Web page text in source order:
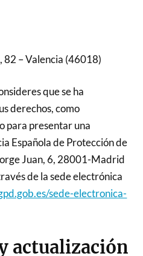
82 – Valencia (46018)
que se ha
derechos, como
para presentar una
Española de Protección de
Juan, 6, 28001-Madrid
de la sede electrónica
sede-electronica-
actualización